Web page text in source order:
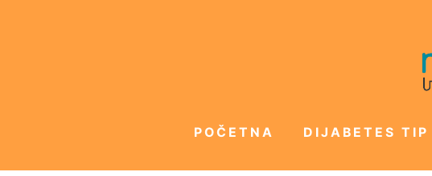
POČETNA DIJABETES TIP